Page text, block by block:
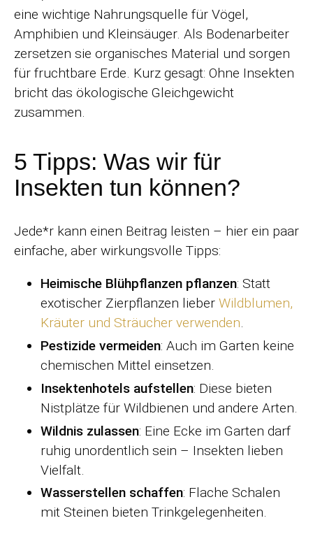
eine wichtige Nahrungsquelle für Vögel,
Amphibien und Kleinsäuger. Als Bodenarbeiter
zersetzen sie organisches Material und sorgen
für fruchtbare Erde. Kurz gesagt: Ohne Insekten
bricht das ökologische Gleichgewicht
zusammen.
5 Tipps: Was wir für
Insekten tun können?
Jede*r kann einen Beitrag leisten – hier ein paar
einfache, aber wirkungsvolle Tipps:
Heimische Blühpflanzen pflanzen: Statt
exotischer Zierpflanzen lieberWildblumen,
Kräuter und Sträucher verwenden.
Pestizide vermeiden: Auch im Garten keine
chemischen Mittel einsetzen.
Insektenhotels aufstellen: Diese bieten
Nistplätze für Wildbienen und andere Arten.
Wildnis zulassen: Eine Ecke im Garten darf
ruhig unordentlich sein – Insekten lieben
Vielfalt.
Wasserstellen schaffen: Flache Schalen
mit Steinen bieten Trinkgelegenheiten.